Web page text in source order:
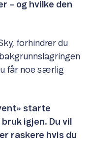
– og hvilke den
forhindrer du
får noe særlig
starte
igjen. Du vil
raskere hvis du